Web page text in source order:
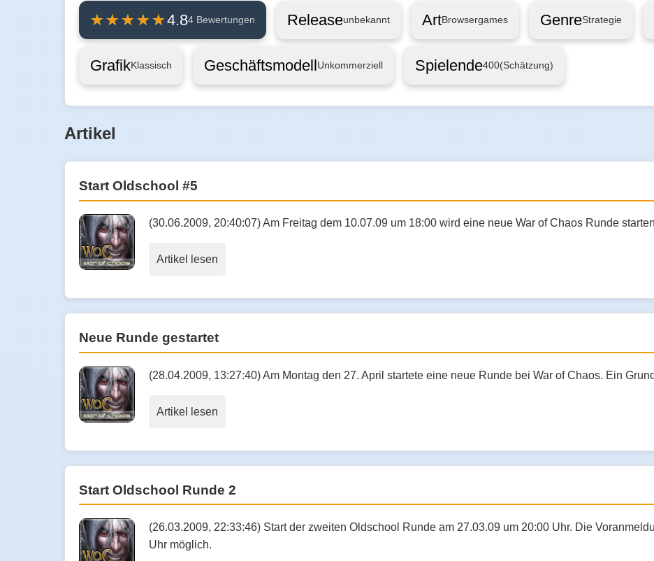
4.84 Bewertungen Releaseunbekannt ArtBrowsergames GenreStrategie
GrafikKlassisch GeschäftsmodellUnkommerziell Spielende400(Schätzung)
Artikel
Start Oldschool #5
(30.06.2009, 20:40:07) Am Freitag dem 10.07.09 um 18:00 wird eine neue War of Chaos Runde
Artikel lesen
Neue Runde gestartet
(28.04.2009, 13:27:40) Am Montag den 27. April startete eine neue Runde bei War of Chaos. Ein
Artikel lesen
Start Oldschool Runde 2
(26.03.2009, 22:33:46) Start der zweiten Oldschool Runde am 27.03.09 um 20:00 Uhr. Die
Uhr möglich.